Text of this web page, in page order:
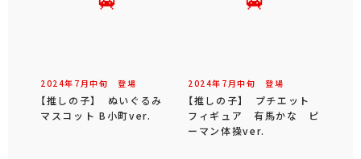
2024年 7 月中旬 登場
【推しの子】 ぬいぐるみ
マスコット B小町ver.
2024年 7 月中旬 登場
【推しの子】 プチエット
フィギュア 有馬かな ピ
ーマン体操ver.